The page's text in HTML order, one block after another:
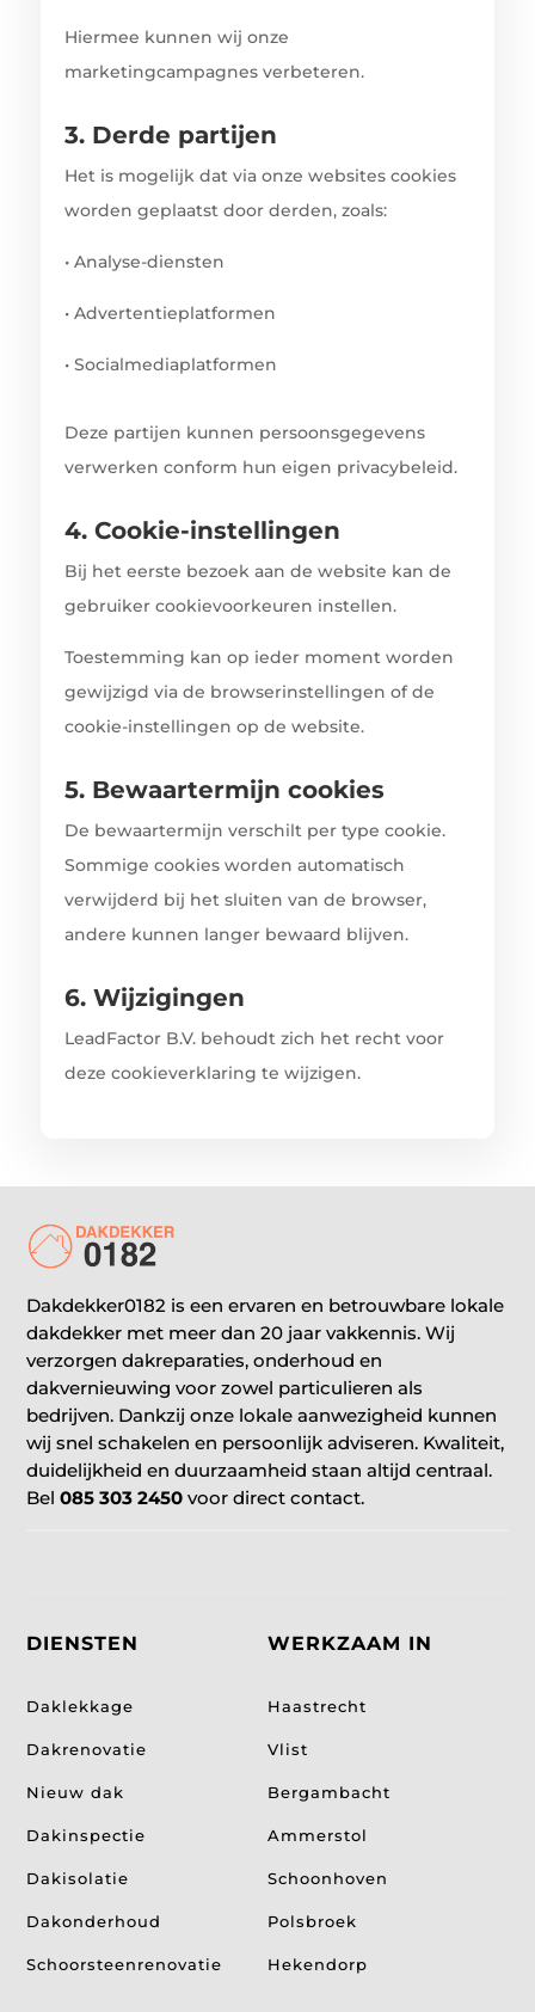
Hiermee kunnen wij onze
marketingcampagnes verbeteren.
3. Derde partijen
Het is mogelijk dat via onze websites cookies
worden geplaatst door derden, zoals:
• Analyse-diensten
• Advertentieplatformen
• Socialmediaplatformen
Deze partijen kunnen persoonsgegevens
verwerken conform hun eigen privacybeleid.
4. Cookie-instellingen
Bij het eerste bezoek aan de website kan de
gebruiker cookievoorkeuren instellen.
Toestemming kan op ieder moment worden
gewijzigd via de browserinstellingen of de
cookie-instellingen op de website.
5. Bewaartermijn cookies
De bewaartermijn verschilt per type cookie.
Sommige cookies worden automatisch
verwijderd bij het sluiten van de browser,
andere kunnen langer bewaard blijven.
6. Wijzigingen
LeadFactor B.V. behoudt zich het recht voor
deze cookieverklaring te wijzigen.
Dakdekker0182 is een ervaren en betrouwbare lokale
dakdekker met meer dan 20 jaar vakkennis. Wij
verzorgen dakreparaties, onderhoud en
dakvernieuwing voor zowel particulieren als
bedrijven. Dankzij onze lokale aanwezigheid kunnen
wij snel schakelen en persoonlijk adviseren. Kwaliteit,
duidelijkheid en duurzaamheid staan altijd centraal.
Bel085 303 2450 voor direct contact.
DIENSTEN
Daklekkage
Dakrenovatie
Nieuw dak
Dakinspectie
Dakisolatie
Dakonderhoud
Schoorsteenrenovatie
WERKZAAM IN
Haastrecht
Vlist
Bergambacht
Ammerstol
Schoonhoven
Polsbroek
Hekendorp